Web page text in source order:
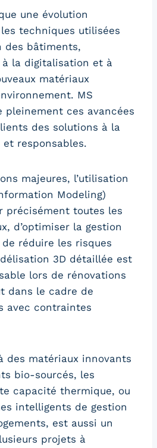
une évolution
techniques utilisées
des bâtiments,
la digitalisation et à
matériaux
MS
pleinement ces avancées
des solutions à la
responsables.
majeures, l’utilisation
Modeling)
précisément toutes les
d’optimiser la gestion
réduire les risques
3D détaillée est
lors de rénovations
dans le cadre de
avec contraintes
des matériaux innovants
bio-sourcés, les
capacité thermique, ou
intelligents de gestion
est aussi un
projets à